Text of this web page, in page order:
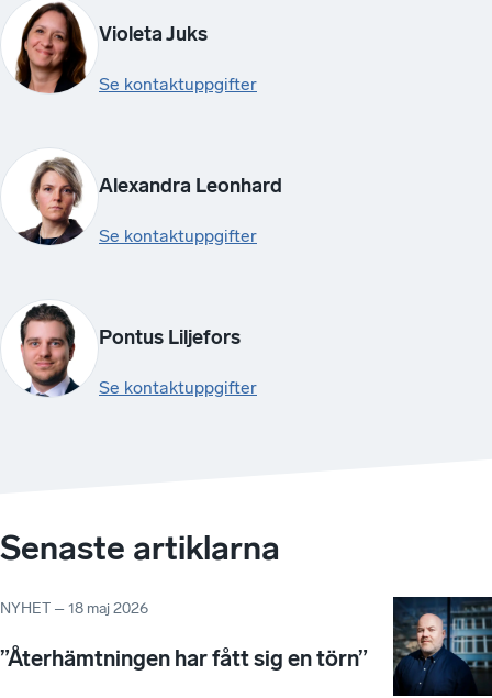
Violeta Juks
Se kontaktuppgifter
Alexandra Leonhard
Se kontaktuppgifter
Pontus Liljefors
Se kontaktuppgifter
Senaste artiklarna
NYHET –18 maj 2026
”Återhämtningen har fått sig en törn”